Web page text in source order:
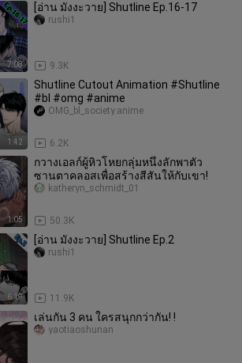
7:08
[อ่าน มังงะวาย] Shutline Ep.16-17
9.3K
rushi1
1:42
Shutline Cutout Animation #Shutline
#bl #omg #anime
6.2K
OMG_bl_society.anime
1:05
กวางเอลก์ผู้หิวโหยกลุ่มหนึ่งลักพาตัว
ซานตาคลอสเพื่อสร้างสีสันให้กับเขา!
50.3K
katheryn_schmidt_01
6:19
[อ่าน มังงะวาย] Shutline Ep.2
11.9K
rushi1
เล่นกัน 3 คน ใครสนุกกว่ากัน! !
yaotiaoshunan